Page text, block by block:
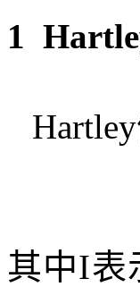
1
Hartley
其中I表